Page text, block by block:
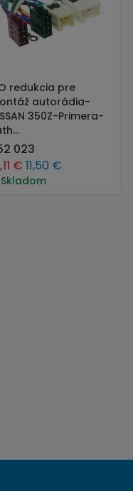
redukcia pre
autorádia-
350Z-Primera-
023
€ 11,50 €
Skladom